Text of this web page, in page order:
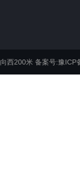
西200米 备案号:豫ICP